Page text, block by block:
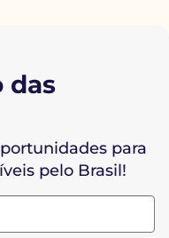
das
para
pelo Brasil!